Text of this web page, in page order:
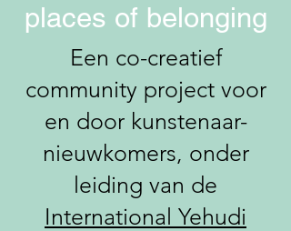
places of belonging
Een co-creatief
community project voor
en door kunstenaar-
nieuwkomers, onder
leiding van de
International Yehudi